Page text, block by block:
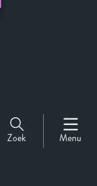
Zoek Menu